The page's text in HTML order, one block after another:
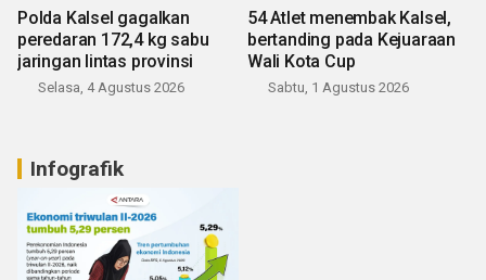
Polda Kalsel gagalkan
peredaran 172,4 kg sabu
jaringan lintas provinsi
Selasa, 4 Agustus 2026
54 Atlet menembak Kalsel,
bertanding pada Kejuaraan
Wali Kota Cup
Sabtu, 1 Agustus 2026
Infografik